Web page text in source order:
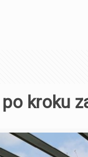
kroku